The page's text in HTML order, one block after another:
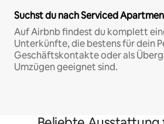
Suchst du nach Serviced
Auf Airbnb findest du komplett
Unterkünfte, die bestens für dein
Geschäftskontakte oder als
Umzügen geeignet sind.